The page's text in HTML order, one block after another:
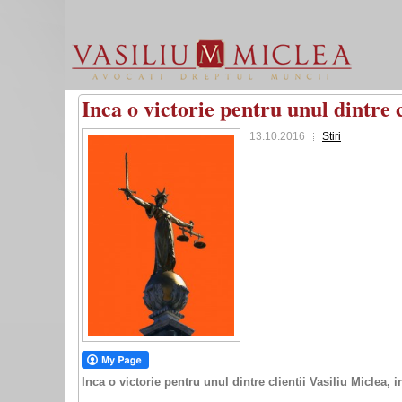
Inca o victorie pentru unul
13.10.2016 Stiri
Inca o victorie pentru unul dintre clientii Vasiliu Miclea,